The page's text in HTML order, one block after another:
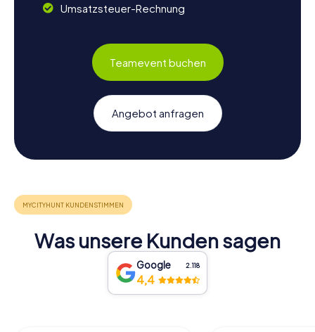
Umsatzsteuer-Rechnung
Teamevent buchen
Angebot anfragen
Was unsere Kunden sagen
Google 2.118
4,4